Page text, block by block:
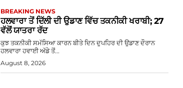
BREAKING NEWS
ਹਲਵਾਰਾ ਤੋਂ ਦਿੱਲੀ ਦੀ ਉਡਾਣ ਵਿੱਚ ਤਕਨੀਕੀ ਖਰਾਬੀ; 27
ਵੱਲੋਂ ਯਾਤਰਾ ਰੱਦ
ਕੁਝ ਤਕਨੀਕੀ ਸਮੱਸਿਆ ਕਾਰਨ ਬੀਤੇ ਦਿਨ ਦੁਪਹਿਰ ਦੀ ਉਡਾਣ ਦੌਰਾਨ
ਹਲਵਾਰਾ ਹਵਾਈ ਅੱਡੇ ਤੋਂ...
August 8, 2026